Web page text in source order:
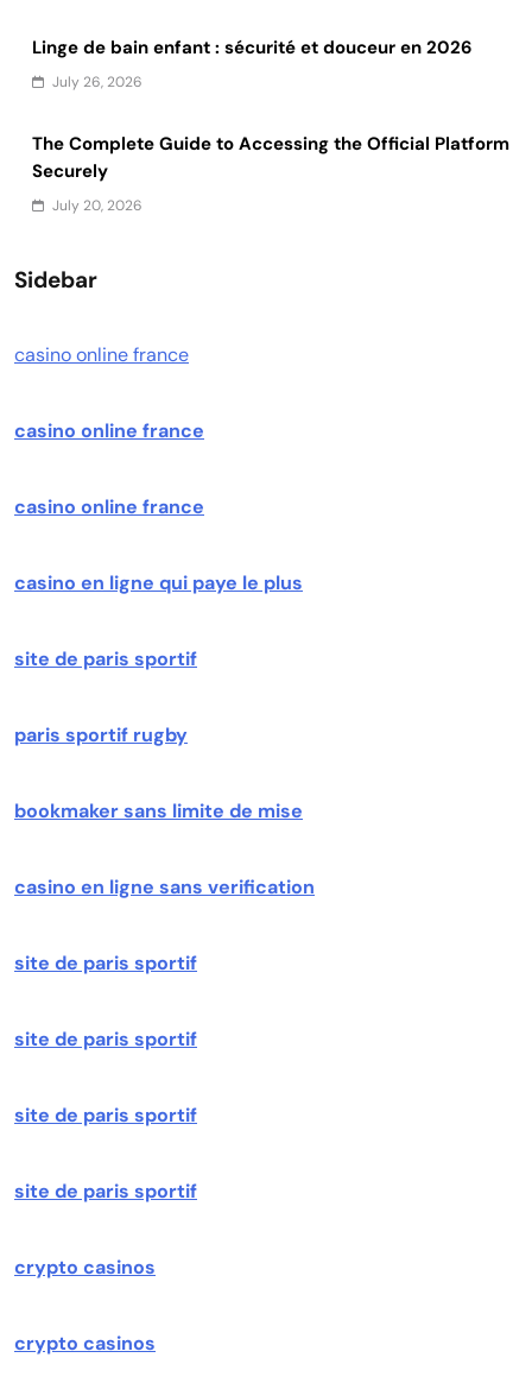
Linge de bain enfant : sécurité et douceur en 2026
July 26, 2026
The Complete Guide to Accessing the Official Platform
Securely
July 20, 2026
Sidebar
casino online france
casino online france
casino online france
casino en ligne qui paye le plus
site de paris sportif
paris sportif rugby
bookmaker sans limite de mise
casino en ligne sans verification
site de paris sportif
site de paris sportif
site de paris sportif
site de paris sportif
crypto casinos
crypto casinos